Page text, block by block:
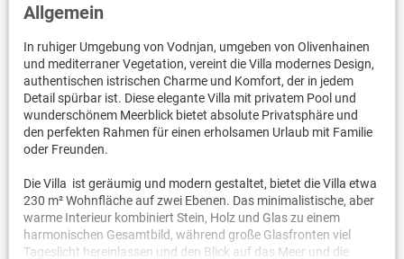
Allgemein
In ruhiger Umgebung von Vodnjan, umgeben von Olivenhainen
und mediterraner Vegetation, vereint die Villa modernes Design,
authentischen istrischen Charme und Komfort, der in jedem
Detail spürbar ist. Diese elegante Villa mit privatem Pool und
wunderschönem Meerblick bietet absolute Privatsphäre und
den perfekten Rahmen für einen erholsamen Urlaub mit Familie
oder Freunden.
Die Villa ist geräumig und modern gestaltet, bietet die Villa etwa
230 m² Wohnfläche auf zwei Ebenen. Das minimalistische, aber
warme Interieur kombiniert Stein, Holz und Glas zu einem
harmonischen Gesamtbild, während große Glasfronten viel
Tageslicht hereinlassen und den Blick auf das Meer und die